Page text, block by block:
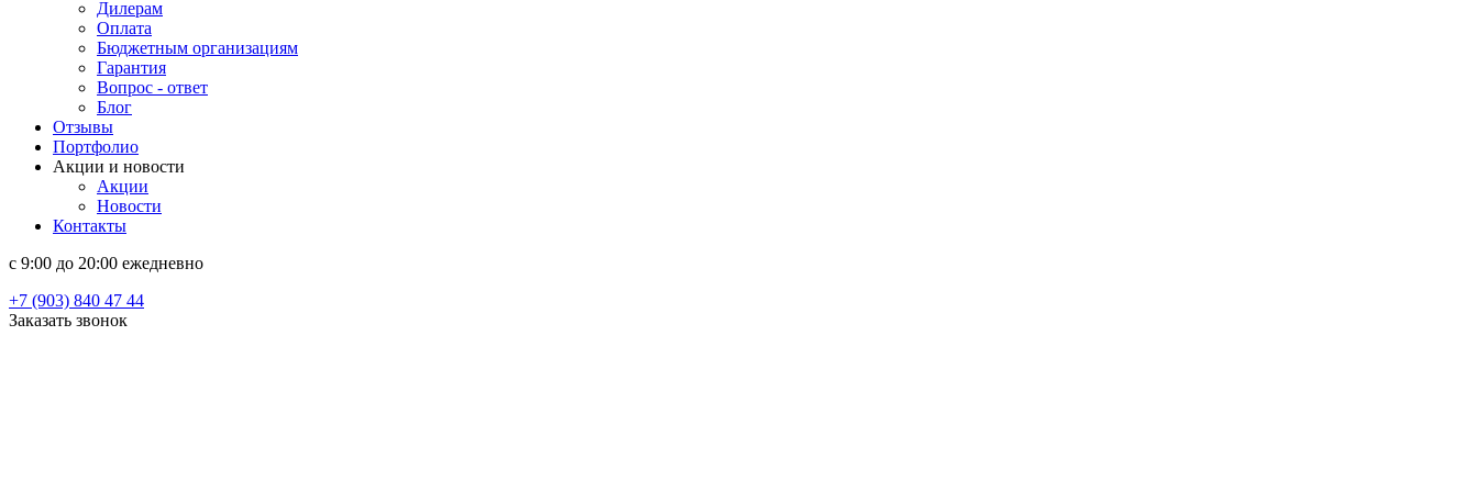
Дилерам
Оплата
Бюджетным организациям
Гарантия
Вопрос - ответ
Блог
Отзывы
Портфолио
Акции и новости
Акции
Новости
Контакты
c 9:00 до 20:00 ежедневно
+7 (903) 840 47 44
Заказать звонок